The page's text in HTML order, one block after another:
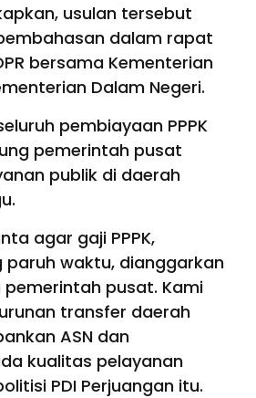
usulan tersebut
dalam rapat
bersama Kementerian
Dalam Negeri.
pembiayaan PPPK
pemerintah pusat
publik di daerah
agar gaji PPPK,
paruh waktu, dianggarkan
pemerintah pusat. Kami
transfer daerah
ASN dan
kualitas pelayanan
PDI Perjuangan itu.